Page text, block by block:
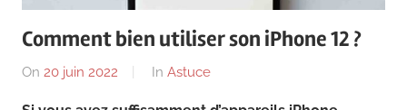
News
Comment bien utiliser son iPhone 12 ?
On 20 juin 2022 By
In Astuce